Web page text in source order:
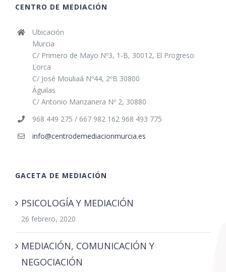
CENTRO DE MEDIACIÓN
Ubicación
Murcia
C/ Primero de Mayo Nº3, 1-B, 30012, El Progreso
Lorca
C/ José Mouliaá Nº44, 2ºB 30800
Águilas
C/ Antonio Manzanera Nº 2, 30880
968 449 275 / 667 982 162 968 493 775
info@centrodemediacionmurcia.es
GACETA DE MEDIACIÓN
PSICOLOGÍA Y MEDIACIÓN
26 febrero, 2020
MEDIACIÓN, COMUNICACIÓN Y
NEGOCIACIÓN